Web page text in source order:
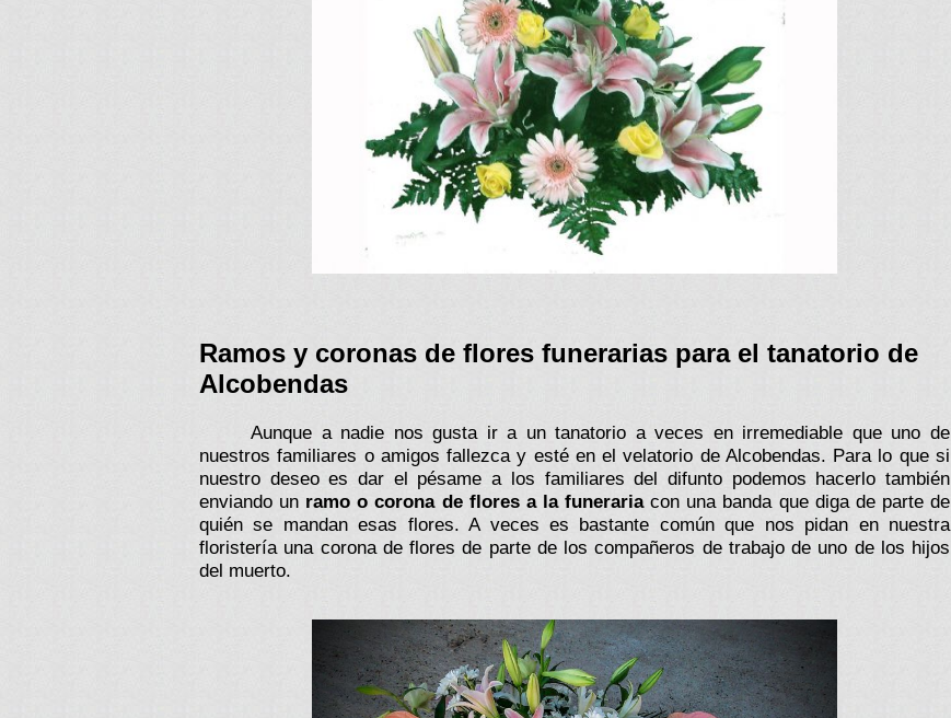
Ramos y coronas de flores funerarias para el tanatorio de
Alcobendas
Aunque a nadie nos gusta ir a un tanatorio a veces en irremediable que uno de
nuestros familiares o amigos fallezca y esté en el velatorio de Alcobendas. Para lo que si
nuestro deseo es dar el pésame a los familiares del difunto podemos hacerlo también
enviando un ramo o corona de flores a la funerariacon una banda que diga de parte de
quién se mandan esas flores. A veces es bastante común que nos pidan en nuestra
floristería una corona de flores de parte de los compañeros de trabajo de uno de los hijos
del muerto.